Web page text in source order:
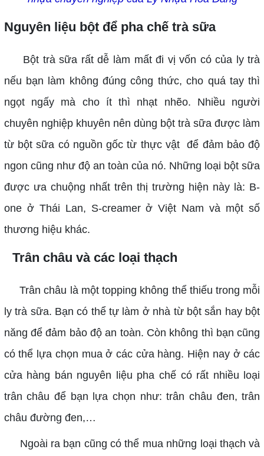
Nguyên liệu bột để pha chế trà sữa
Bột trà sữa rất dễ làm mất đi vị vốn có của ly trà
nếu bạn làm không đúng công thức, cho quá tay thì
ngọt ngấy mà cho ít thì nhạt nhẽo. Nhiều người
chuyên nghiệp khuyên nên dùng bột trà sữa được làm
từ bột sữa có nguồn gốc từ thực vật để đảm bảo độ
ngon cũng như độ an toàn của nó. Những loại bột sữa
được ưa chuộng nhất trên thị trường hiện này là: B-
one ở Thái Lan, S-creamer ở Việt Nam và một số
thương hiệu khác.
Trân châu và các loại thạch
Trân châu là một topping không thể thiếu trong mỗi
ly trà sữa. Bạn có thể tự làm ở nhà từ bột sắn hay bột
năng để đảm bảo độ an toàn. Còn không thì bạn cũng
có thể lựa chọn mua ở các cửa hàng. Hiện nay ở các
cửa hàng bán nguyên liệu pha chế có rất nhiều loại
trân châu để bạn lựa chọn như: trân châu đen, trân
châu đường đen,…
Ngoài ra bạn cũng có thể mua những loại thạch và